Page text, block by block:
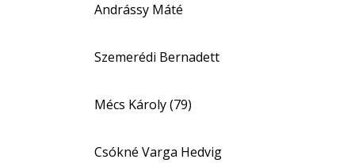
Andrássy Máté
Szemerédi Bernadett
Mécs Károly (79)
Csókné Varga Hedvig